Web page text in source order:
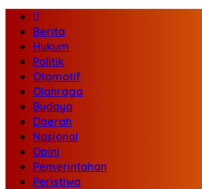
Berita
Hukum
Politik
Otomotif
Olahraga
Budaya
Daerah
Nasional
Opini
Pemerintahan
Peristiwa